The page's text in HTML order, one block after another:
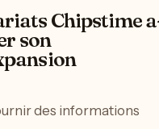
Chipstime
son
des informations